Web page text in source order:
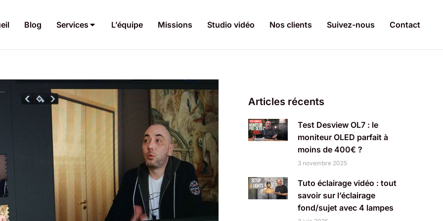
Blog Services L’équipe Missions Studio vidéo Nos clients Suivez-nous Contact
Articles récents
Test Desview OL7 : le
moniteur OLED parfait à
moins de 400€ ?
3 novembre 2025
Tuto éclairage vidéo : tout
savoir sur l’éclairage
fond/sujet avec 4 lampes